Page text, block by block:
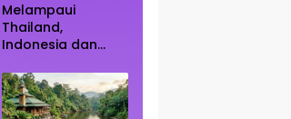
Melampaui
Thailand,
Indonesia dan
Primadona Wisata
Autentik Dunia